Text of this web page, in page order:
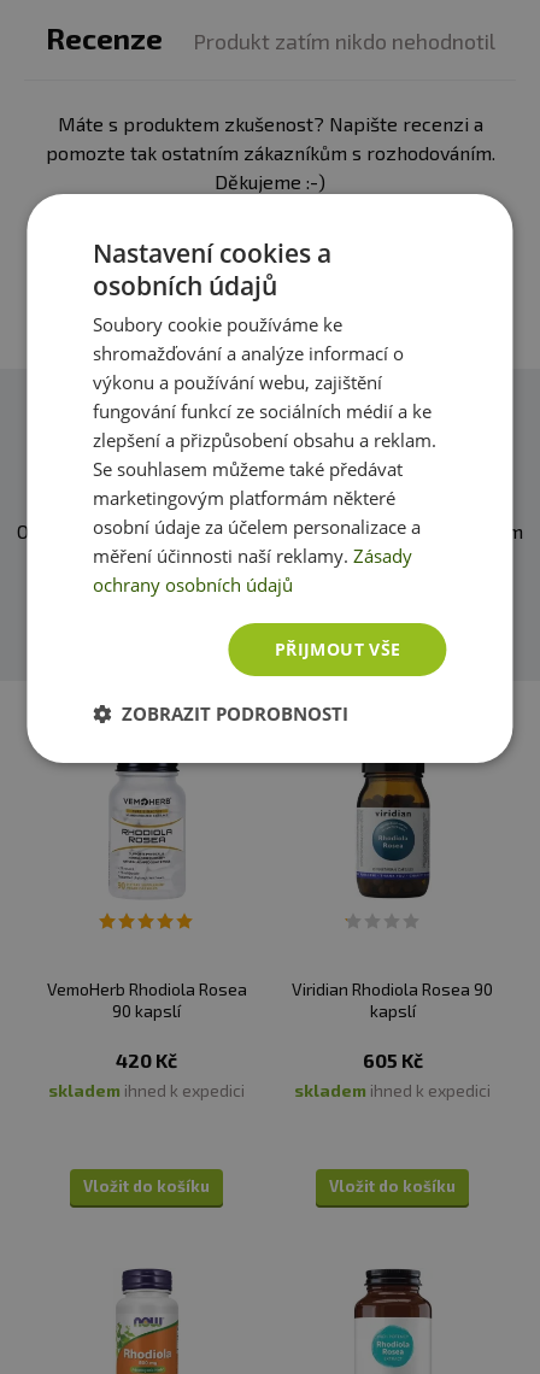
přímému slunečnímu záření. Chraňte před mrazem.
Upozornění pro alergiky:Alergeny ve složení
zvýrazněný.
Recenze Produkt zatím nikdo nehodnotil
Máte s produktem zkušenost? Napište recenzi a
pomozte tak ostatním zákazníkům s rozhodováním.
Děkujeme :-)
Přidat vlastní hodnocení
Dotazy
Zeptejte se, rádi vám pomůžeme
O našich produktech víme skoro vše. Zeptejte se, rádi vám
pomůžeme.
Přidat dotaz
VemoHerb Rhodiola Rosea
90 kapslí
420 Kč
skladem ihned k expedici
Vložit do košíku
Viridian Rhodiola Rosea 90
kapslí
605 Kč
skladem ihned k expedici
Vložit do košíku
Nastavení cookies a
osobních údajů
Soubory cookie používáme ke
shromažďování a analýze informací o
výkonu a používání webu, zajištění
fungování funkcí ze sociálních médií a ke
zlepšení a přizpůsobení obsahu a reklam.
Se souhlasem můžeme také předávat
marketingovým platformám některé
osobní údaje za účelem personalizace a
měření účinnosti naší reklamy.Zásady
ochrany osobních údajů
PŘIJMOUT VŠE
ZOBRAZIT PODROBNOSTI